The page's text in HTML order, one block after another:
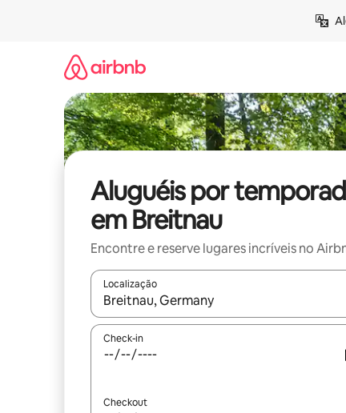
Aluguéis por
em Breitnau
Encontre e reserve lugares incríveis no
Localização
Quando os resultados estiverem disponíveis,
Check-in
Checkout